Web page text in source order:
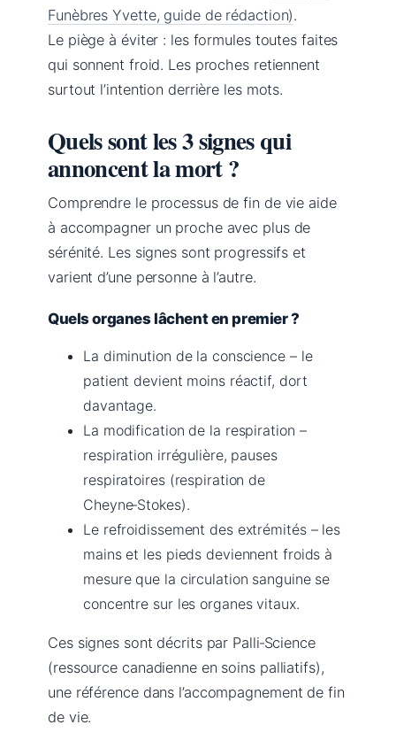
Funèbres Yvette, guide de rédaction).
Le piège à éviter : les formules toutes faites
qui sonnent froid. Les proches retiennent
surtout l’intention derrière les mots.
Quels sont les 3 signes qui
annoncent la mort ?
Comprendre le processus de fin de vie aide
à accompagner un proche avec plus de
sérénité. Les signes sont progressifs et
varient d’une personne à l’autre.
Quels organes lâchent en premier ?
La diminution de la conscience – le
patient devient moins réactif, dort
davantage.
La modification de la respiration –
respiration irrégulière, pauses
respiratoires (respiration de
Cheyne‑Stokes).
Le refroidissement des extrémités – les
mains et les pieds deviennent froids à
mesure que la circulation sanguine se
concentre sur les organes vitaux.
Ces signes sont décrits par Palli‑Science
(ressource canadienne en soins palliatifs),
une référence dans l’accompagnement de fin
de vie.